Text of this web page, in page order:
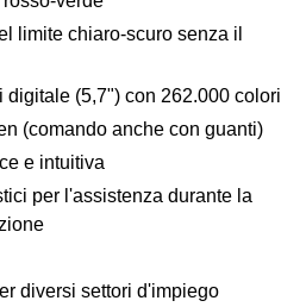
limite chiaro-scuro senza il
digitale (5,7") con 262.000 colori
(comando anche con guanti)
e intuitiva
per l'assistenza durante la
diversi settori d'impiego